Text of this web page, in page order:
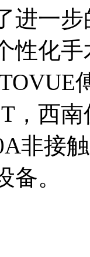
进一
性化
，西
非接
。